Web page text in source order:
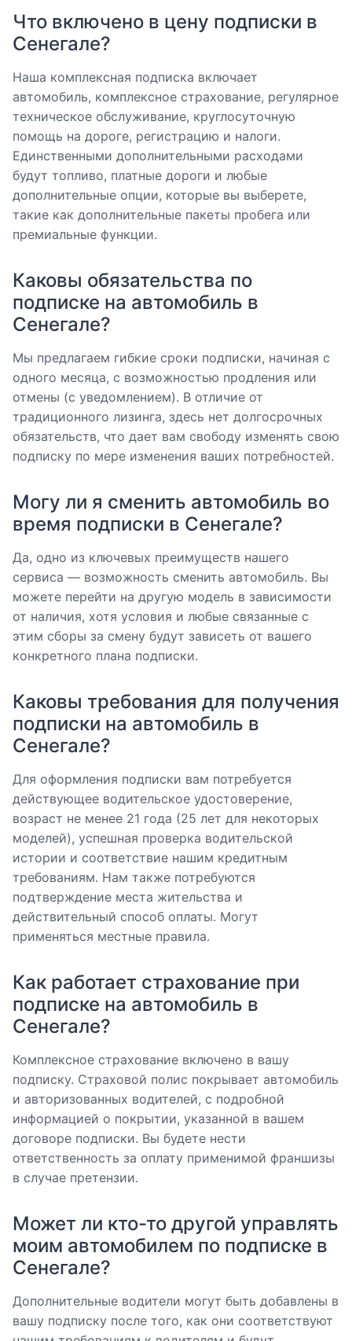
Что включено в цену подписки в
Сенегале?
Наша комплексная подписка включает
автомобиль, комплексное страхование, регулярное
техническое обслуживание, круглосуточную
помощь на дороге, регистрацию и налоги.
Единственными дополнительными расходами
будут топливо, платные дороги и любые
дополнительные опции, которые вы выберете,
такие как дополнительные пакеты пробега или
премиальные функции.
Каковы обязательства по
подписке на автомобиль в
Сенегале?
Мы предлагаем гибкие сроки подписки, начиная с
одного месяца, с возможностью продления или
отмены (с уведомлением). В отличие от
традиционного лизинга, здесь нет долгосрочных
обязательств, что дает вам свободу изменять свою
подписку по мере изменения ваших потребностей.
Могу ли я сменить автомобиль во
время подписки в Сенегале?
Да, одно из ключевых преимуществ нашего
сервиса — возможность сменить автомобиль. Вы
можете перейти на другую модель в зависимости
от наличия, хотя условия и любые связанные с
этим сборы за смену будут зависеть от вашего
конкретного плана подписки.
Каковы требования для получения
подписки на автомобиль в
Сенегале?
Для оформления подписки вам потребуется
действующее водительское удостоверение,
возраст не менее 21 года (25 лет для некоторых
моделей), успешная проверка водительской
истории и соответствие нашим кредитным
требованиям. Нам также потребуются
подтверждение места жительства и
действительный способ оплаты. Могут
применяться местные правила.
Как работает страхование при
подписке на автомобиль в
Сенегале?
Комплексное страхование включено в вашу
подписку. Страховой полис покрывает автомобиль
и авторизованных водителей, с подробной
информацией о покрытии, указанной в вашем
договоре подписки. Вы будете нести
ответственность за оплату применимой франшизы
в случае претензии.
Может ли кто-то другой управлять
моим автомобилем по подписке в
Сенегале?
Дополнительные водители могут быть добавлены в
вашу подписку после того, как они соответствуют